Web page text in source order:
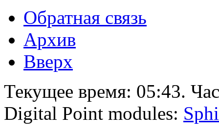
Обратная связь
Архив
Вверх
Текущее время: 05:43.
Digital Point modules: